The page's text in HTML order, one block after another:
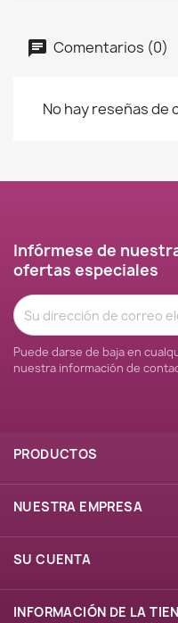
Comentarios (0)
No hay reseñas
Infórmese de
ofertas especiales
Puede darse de baja en
nuestra información de
PRODUCTOS
NUESTRA EMPRESA
SU CUENTA
INFORMACIÓN DE LA